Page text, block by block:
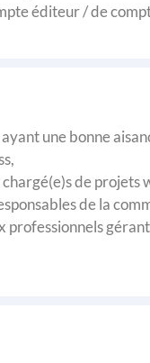
éditeur / de
une bonne
de projets
de la
professionnels